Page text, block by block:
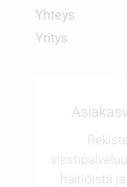
Yhteys
Yritys
häiriöistä